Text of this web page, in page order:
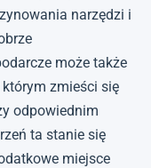
narzędzi i
może także
zmieści się
odpowiednim
ta stanie się
miejsce